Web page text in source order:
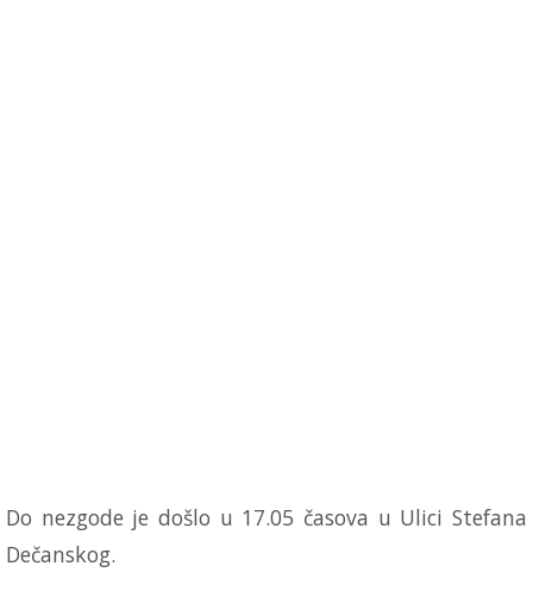
Do nezgode je došlo u 17.05 časova u Ulici Stefana
Dečanskog.